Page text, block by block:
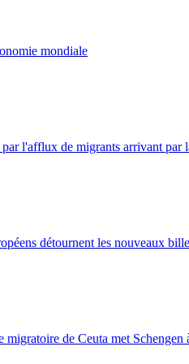
mondiale
par l'afflux de migrants arrivant par
détournent les nouveaux
migratoire de Ceuta met Schengen